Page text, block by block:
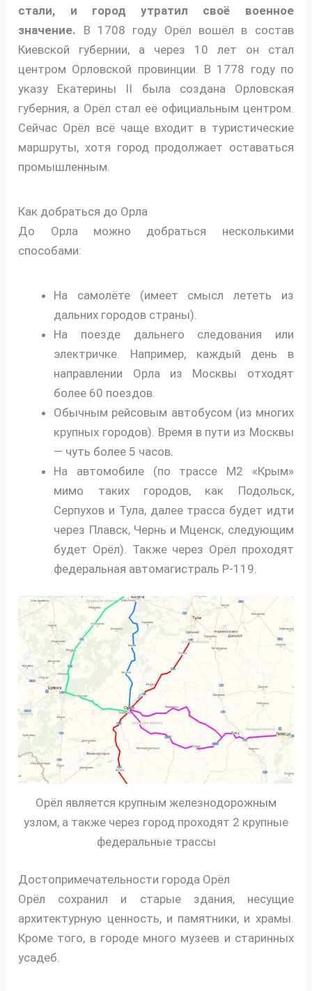
стали, и город утратил своё военное
значение. В 1708 году Орёл вошёл в состав
Киевской губернии, а через 10 лет он стал
центром Орловской провинции. В 1778 году по
указу Екатерины II была создана Орловская
губерния, а Орёл стал её официальным центром.
Сейчас Орёл всё чаще входит в туристические
маршруты, хотя город продолжает оставаться
промышленным.
Как добраться до Орла
До Орла можно добраться несколькими
способами:
На самолёте (имеет смысл лететь из
дальних городов страны).
На поезде дальнего следования или
электричке. Например, каждый день в
направлении Орла из Москвы отходят
более 60 поездов.
Обычным рейсовым автобусом (из многих
крупных городов). Время в пути из Москвы
— чуть более 5 часов.
На автомобиле (по трассе М2 «Крым»
мимо таких городов, как Подольск,
Серпухов и Тула, далее трасса будет идти
через Плавск, Чернь и Мценск, следующим
будет Орёл). Также через Орёл проходят
федеральная автомагистраль Р-119.
Орёл является крупным железнодорожным
узлом, а также через город проходят 2 крупные
федеральные трассы
Достопримечательности города Орёл
Орёл сохранил и старые здания, несущие
архитектурную ценность, и памятники, и храмы.
Кроме того, в городе много музеев и старинных
усадеб.